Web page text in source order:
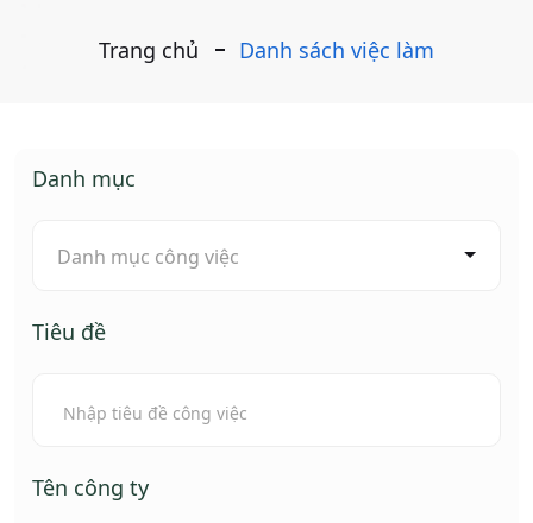
Trang chủ Danh sách việc làm
Danh mục
Danh mục công việc
Tiêu đề
Tên công ty